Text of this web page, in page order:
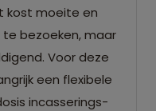
kost moeite en
bezoeken, maar
Voor deze
een flexibele
incasserings-